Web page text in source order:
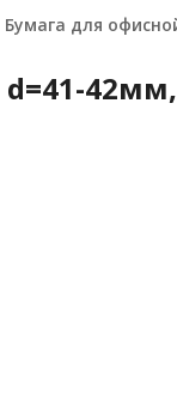
Бумага для офисной
d=41-